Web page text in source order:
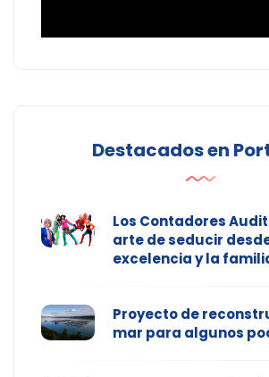
Destacados en
Los Contadores
arte de seducir
excelencia y la
Proyecto de
mar para algunos